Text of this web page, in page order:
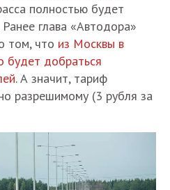
полностью будет
глава «Автодора»
том, что из Москвы в
будет добраться
. А значит, тариф
разрешимому (3 рубля за